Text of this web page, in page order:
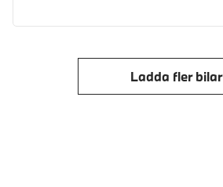
Ladda fler bilar